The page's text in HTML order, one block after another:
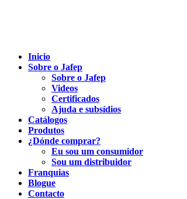
Inicio
Sobre o Jafep
Sobre o Jafep
Videos
Certificados
Ajuda e subsídios
Catálogos
Produtos
¿Dónde comprar?
Eu sou um consumidor
Sou um distribuidor
Franquias
Blogue
Contacto